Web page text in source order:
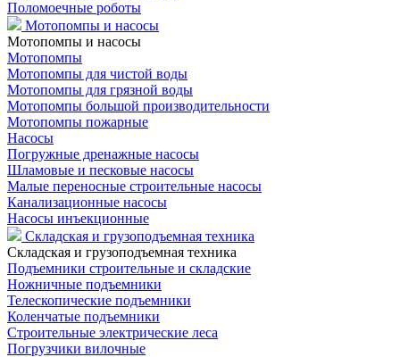
Поломоечные роботы
Мотопомпы и насосы
Мотопомпы и насосы
Мотопомпы
Мотопомпы для чистой воды
Мотопомпы для грязной воды
Мотопомпы большой производительности
Мотопомпы пожарные
Насосы
Погружные дренажные насосы
Шламовые и песковые насосы
Малые переносные строительные насосы
Канализационные насосы
Насосы инъекционные
Складская и грузоподъемная техника
Складская и грузоподъемная техника
Подъемники строительные и складские
Ножничные подъемники
Телескопические подъемники
Коленчатые подъемники
Строительные электрические леса
Погрузчики вилочные